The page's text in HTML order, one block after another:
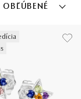
OBĽÚBENÉ